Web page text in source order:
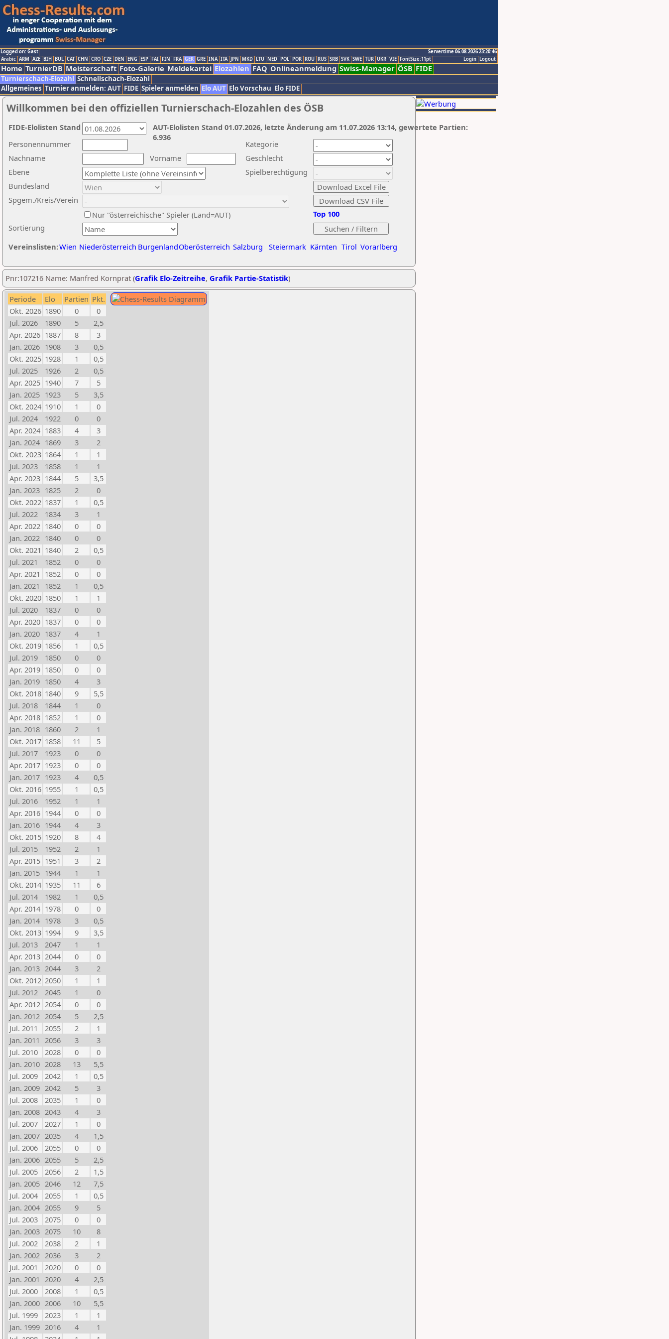
Logged on: Gast
Servertime 06.08.2026 23:20:46
Logout
Login
Arabic ARM AZE BIH BUL CAT CHN CRO CZE DEN ENG ESP FAI FIN FRA GER GRE INA ITA JPN MKD LTU NED POL POR ROU RUS SRB SVK SWE TUR UKR VIE FontSize:11pt
Home TurnierDB Meisterschaft Foto-Galerie Meldekartei Elozahlen FAQ Onlineanmeldung Swiss-Manager ÖSB FIDE
Turnierschach-Elozahl Schnellschach-Elozahl
Allgemeines Turnier anmelden: AUT FIDE Spieler anmelden Elo AUT Elo Vorschau Elo FIDE
Willkommen bei den offiziellen Turnierschach-Elozahlen des ÖSB
Nachname
Vorname
Ebene
Kategorie
Sortierung
Personennummer
Bundesland
Spgem./Kreis/Verein
Geschlecht
Nur "österreichische" Spieler (Land=AUT)
Spielberechtigung
Vereinslisten:Wien Niederösterreich BurgenlandOberösterreich Salzburg Steiermark Kärnten Tirol Vorarlberg
Top 100
AUT-Elolisten Stand 01.07.2026, letzte Änderung am 11.07.2026 13:14, gewertete Partien:
6.936
FIDE-Elolisten Stand
Pnr:107216 Name: Manfred Kornprat (Grafik Elo-Zeitreihe, Grafik Partie-Statistik)
Periode Elo Partien Pkt.
Okt. 2026 1890 0
0
Jul. 2026
1890 5
2,5
Apr. 2026 1887 8
3
Jan. 2026 1908 3
0,5
Okt. 2025 1928 1
0,5
Jul. 2025
1926 2
0,5
Apr. 2025 1940 7
5
Jan. 2025 1923 5
3,5
Okt. 2024 1910 1
0
Jul. 2024
1922 0
0
Apr. 2024 1883 4
3
Jan. 2024 1869 3
2
Okt. 2023 1864 1
1
Jul. 2023
1858 1
1
Apr. 2023 1844 5
3,5
Jan. 2023 1825 2
0
Okt. 2022 1837 1
0,5
Jul. 2022
1834 3
1
Apr. 2022 1840 0
0
Jan. 2022 1840 0
0
Okt. 2021 1840 2
0,5
Jul. 2021
1852 0
0
Apr. 2021 1852 0
0
Jan. 2021
1852 1
0,5
Okt. 2020 1850 1
1
Jul. 2020
1837 0
0
Apr. 2020 1837 0
0
Jan. 2020 1837 4
1
Okt. 2019 1856 1
0,5
Jul. 2019
1850 0
0
Apr. 2019 1850 0
0
Jan. 2019 1850 4
3
Okt. 2018 1840 9
5,5
Jul. 2018
1844 1
0
Apr. 2018 1852 1
0
Jan. 2018 1860 2
1
Okt. 2017 1858 11
5
Jul. 2017
1923 0
0
Apr. 2017 1923 0
0
Jan. 2017 1923 4
0,5
Okt. 2016 1955 1
0,5
Jul. 2016
1952 1
1
Apr. 2016 1944 0
0
Jan. 2016 1944 4
3
Okt. 2015 1920 8
4
Jul. 2015
1952 2
1
Apr. 2015 1951 3
2
Jan. 2015 1944 1
1
Okt. 2014 1935 11
6
Jul. 2014
1982 1
0,5
Apr. 2014 1978 0
0
Jan. 2014 1978 3
0,5
Okt. 2013 1994 9
3,5
Jul. 2013
2047 1
1
Apr. 2013 2044 0
0
Jan. 2013 2044 3
2
Okt. 2012 2050 1
1
Jul. 2012
2045 1
0
Apr. 2012 2054 0
0
Jan. 2012 2054 5
2,5
Jul. 2011
2055 2
1
Jan. 2011 2056 3
3
Jul. 2010
2028 0
0
Jan. 2010 2028 13
5,5
Jul. 2009
2042 1
0,5
Jan. 2009 2042 5
3
Jul. 2008
2035 1
0
Jan. 2008 2043 4
3
Jul. 2007
2027 1
0
Jan. 2007 2035 4
1,5
Jul. 2006
2055 0
0
Jan. 2006 2055 5
2,5
Jul. 2005
2056 2
1,5
Jan. 2005 2046 12
7,5
Jul. 2004
2055 1
0,5
Jan. 2004 2055 9
5
Jul. 2003
2075 0
0
Jan. 2003 2075 10
8
Jul. 2002
2038 2
1
Jan. 2002 2036 3
2
Jul. 2001
2020 0
0
Jan. 2001 2020 4
2,5
Jul. 2000
2008 1
0,5
Jan. 2000 2006 10
5,5
Jul. 1999
2023 1
1
Jan. 1999 2016 4
1